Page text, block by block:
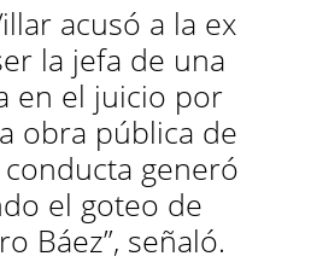
acusó a la ex
la jefa de una
en el juicio por
obra pública de
conducta generó
el goteo de
Báez”, señaló.